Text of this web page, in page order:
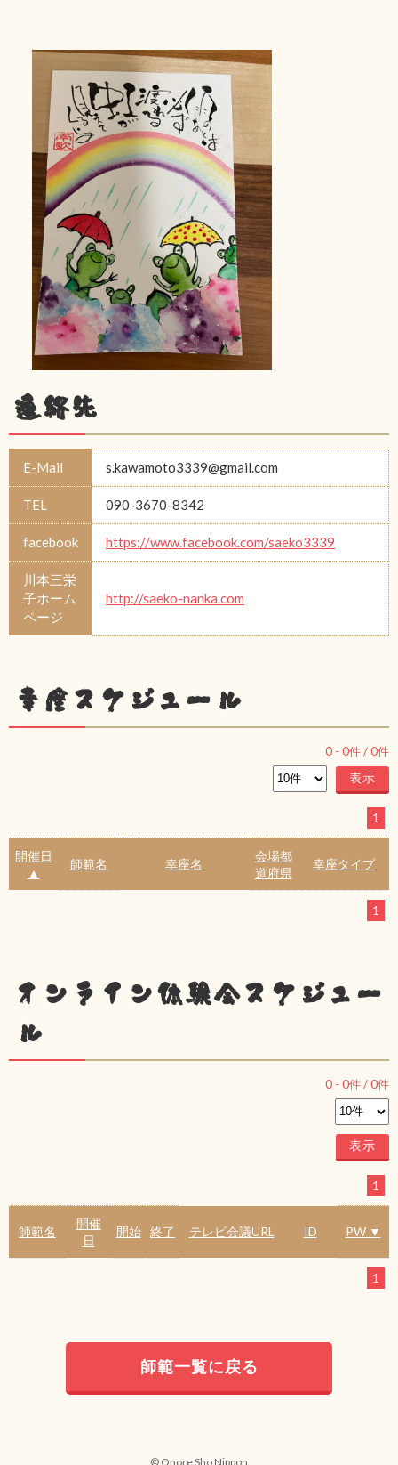
連絡先
E-Mail s.kawamoto3339@gmail.com
TEL 090-3670-8342
facebook https://www.facebook.com/saeko3339
川本三栄
子ホーム
ページ
http://saeko-nanka.com
幸座スケジュール
0 - 0件 /0件
1
開催日
▲
師範名 幸座名
会場都
道府県
幸座タイプ
1
オンライン体験会スケジュー
ル
0 - 0件 /0件
1
師範名
開催
日
開始 終了 テレビ会議URL ID PW ▼
1
師範一覧に戻る
© Onore Sho Nippon